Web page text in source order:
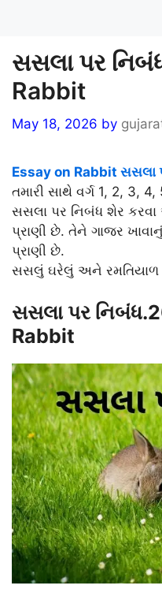
સસલા પર
Rabbit
May 18, 2026 by
Essay on Rabbit સસલા
તમારી સાથે વર્ગ 1, 2, 3,
સસલા પર નિબંધ શેર
પ્રાણી છે. તેને ગાજર
પ્રાણી છે.
સસલું ઘરેલું અને રમતિયાળ
સસલા પર
Rabbit